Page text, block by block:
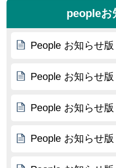
peopleお
People お知らせ
People お知らせ
People お知らせ
People お知らせ